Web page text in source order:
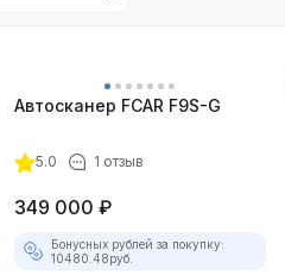
Автосканер FCAR F9S-G
5.0 1 отзыв
349 000 ₽
Бонусных рублей за покупку:
10480.48руб.